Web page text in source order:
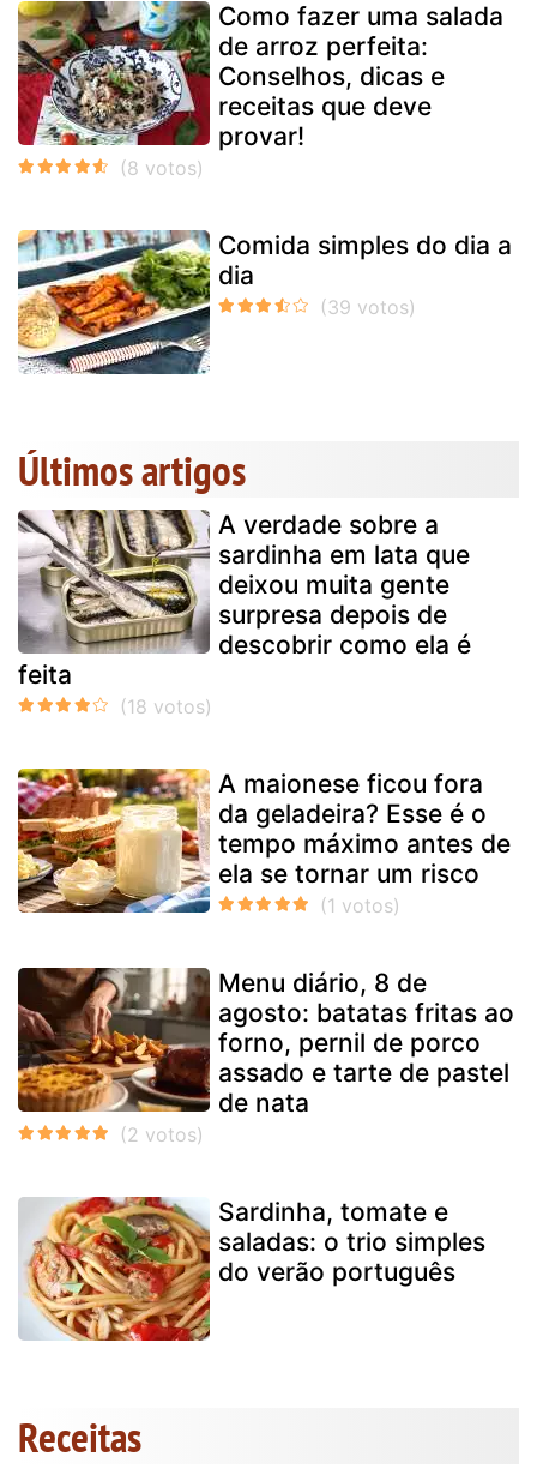
Como fazer uma salada
de arroz perfeita:
Conselhos, dicas e
receitas que deve
provar!
Comida simples do dia a
dia
Últimos artigos
A verdade sobre a
sardinha em lata que
deixou muita gente
surpresa depois de
descobrir como ela é
feita
A maionese ficou fora
da geladeira? Esse é o
tempo máximo antes de
ela se tornar um risco
Menu diário, 8 de
agosto: batatas fritas ao
forno, pernil de porco
assado e tarte de pastel
de nata
Sardinha, tomate e
saladas: o trio simples
do verão português
Receitas